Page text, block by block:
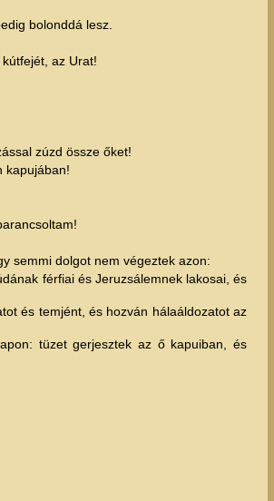
bolonddá lesz.
az Urat!
zúzd össze őket!
kapujában!
semmi dolgot nem végeztek azon:
férfiai és Jeruzsálemnek lakosai, és
és temjént, és hozván hálaáldozatot az
tüzet gerjesztek az ő kapuiban, és